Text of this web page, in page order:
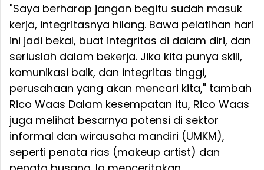
"Saya berharap jangan begitu sudah masuk
kerja, integritasnya hilang. Bawa pelatihan hari
ini jadi bekal, buat integritas di dalam diri, dan
seriuslah dalam bekerja. Jika kita punya skill,
komunikasi baik, dan integritas tinggi,
perusahaan yang akan mencari kita," tambah
Rico Waas Dalam kesempatan itu, Rico Waas
juga melihat besarnya potensi di sektor
informal dan wirausaha mandiri (UMKM),
seperti penata rias (makeup artist) dan